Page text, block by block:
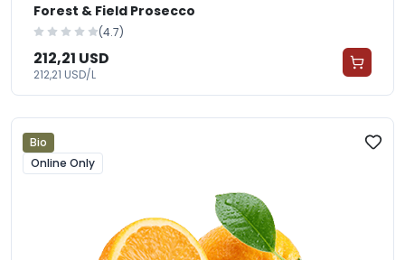
Forest & Field Prosecco
(4.7)
212,21 USD
212,21 USD/L
Bio
Online Only